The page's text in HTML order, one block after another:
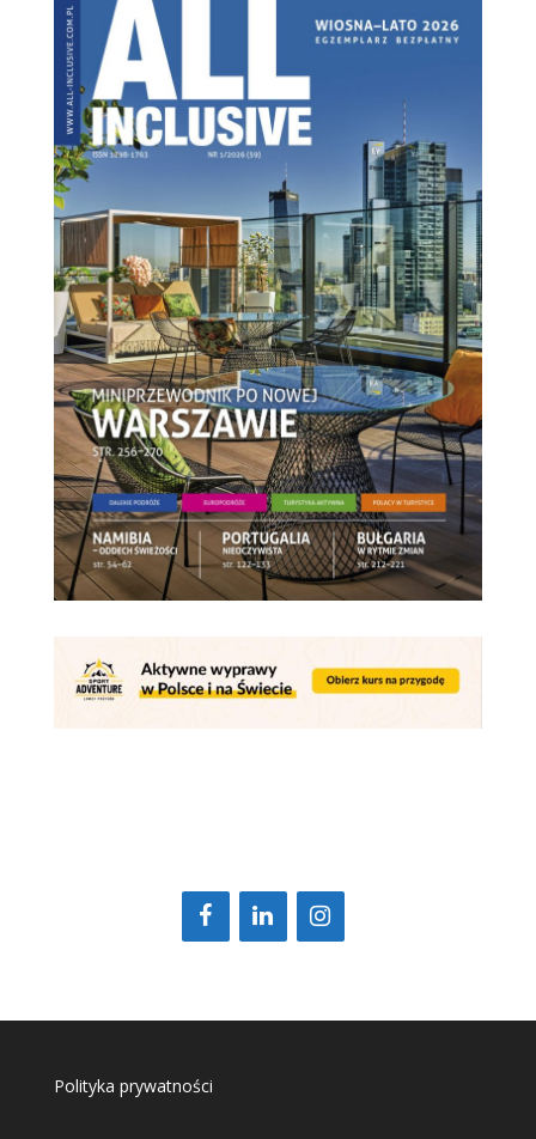
Polityka prywatności